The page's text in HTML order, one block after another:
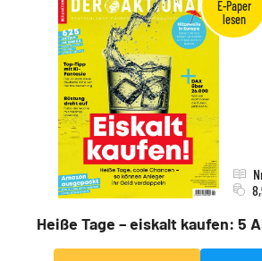
Heiße Tage – eiskalt kaufen: 5